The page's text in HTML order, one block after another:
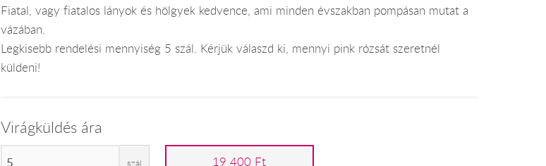
Fiatal, vagy fiatalos lányok és hölgyek kedvence, ami minden évszakban pompásan mutat a
vázában.
Legkisebb rendelési mennyiség 5 szál. Kérjük válaszd ki, mennyi pink rózsát szeretnél
küldeni!
Virágküldés ára
szál 19 400 Ft